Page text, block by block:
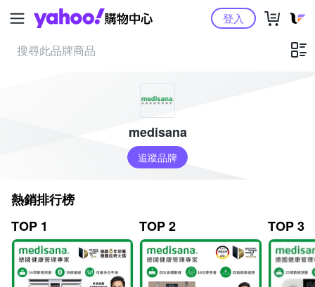
Yahoo購物中心登入
medisana
追蹤品牌
熱銷排行榜
TOP 1
TOP 2 TOP 3